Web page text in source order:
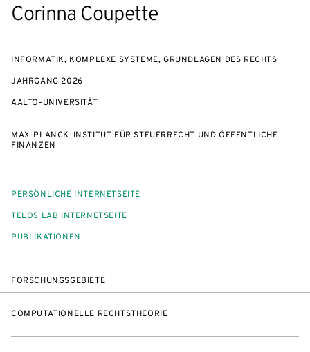
Corinna Coupette
INFORMATIK, KOMPLEXE SYSTEME, GRUNDLAGEN DES RECHTS
JAHRGANG 2026
AALTO-UNIVERSITÄT
MAX-PLANCK-INSTITUT FÜR STEUERRECHT UND ÖFFENTLICHE
FINANZEN
PERSÖNLICHE INTERNETSEITE
TELOS LAB INTERNETSEITE
PUBLIKATIONEN
FORSCHUNGSGEBIETE
COMPUTATIONELLE RECHTSTHEORIE